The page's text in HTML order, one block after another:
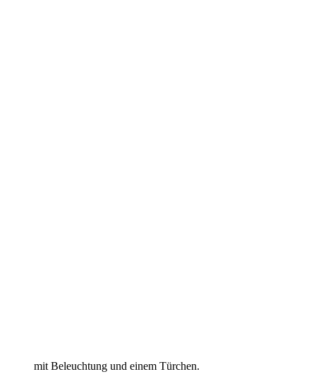
mit Beleuchtung und einem Türchen.